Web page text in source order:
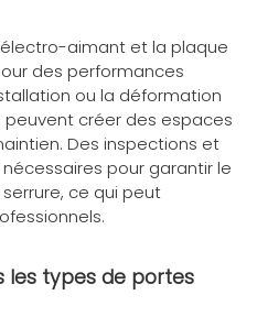
aimant et la plaque
des performances
ou la déformation
créer des espaces
Des inspections et
pour garantir le
ce qui peut
les types de portes